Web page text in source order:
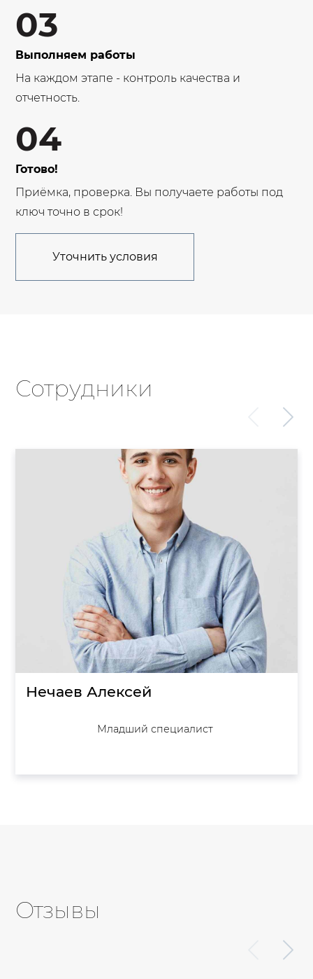
03
Выполняем работы
На каждом этапе - контроль качества и
отчетность.
04
Готово!
Приёмка, проверка. Вы получаете работы под
ключ точно в срок!
Уточнить условия
Сотрудники
Нечаев Алексей
Младший специалист
Отзывы